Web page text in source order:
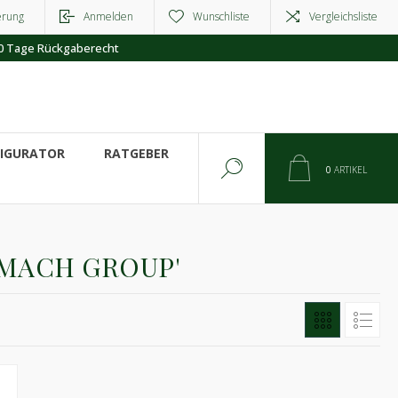
Anmelden Wunschliste Vergleichsliste
Tage Rückgaberecht
RATGEBER
0 ARTIKEL
GROUP'